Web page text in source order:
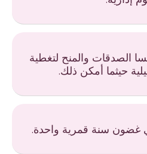
الصدقات والمنح لتغطية
حيثما أمكن ذلك.
غضون سنة قمرية واحدة.